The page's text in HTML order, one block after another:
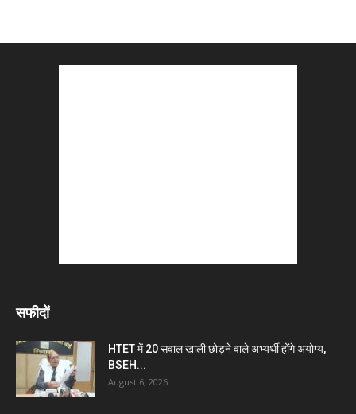
सफीदों
HTET में 20 सवाल खाली छोड़ने वाले अभ्यर्थी होंगे अयोग्य,
BSEH...
August 6, 2026